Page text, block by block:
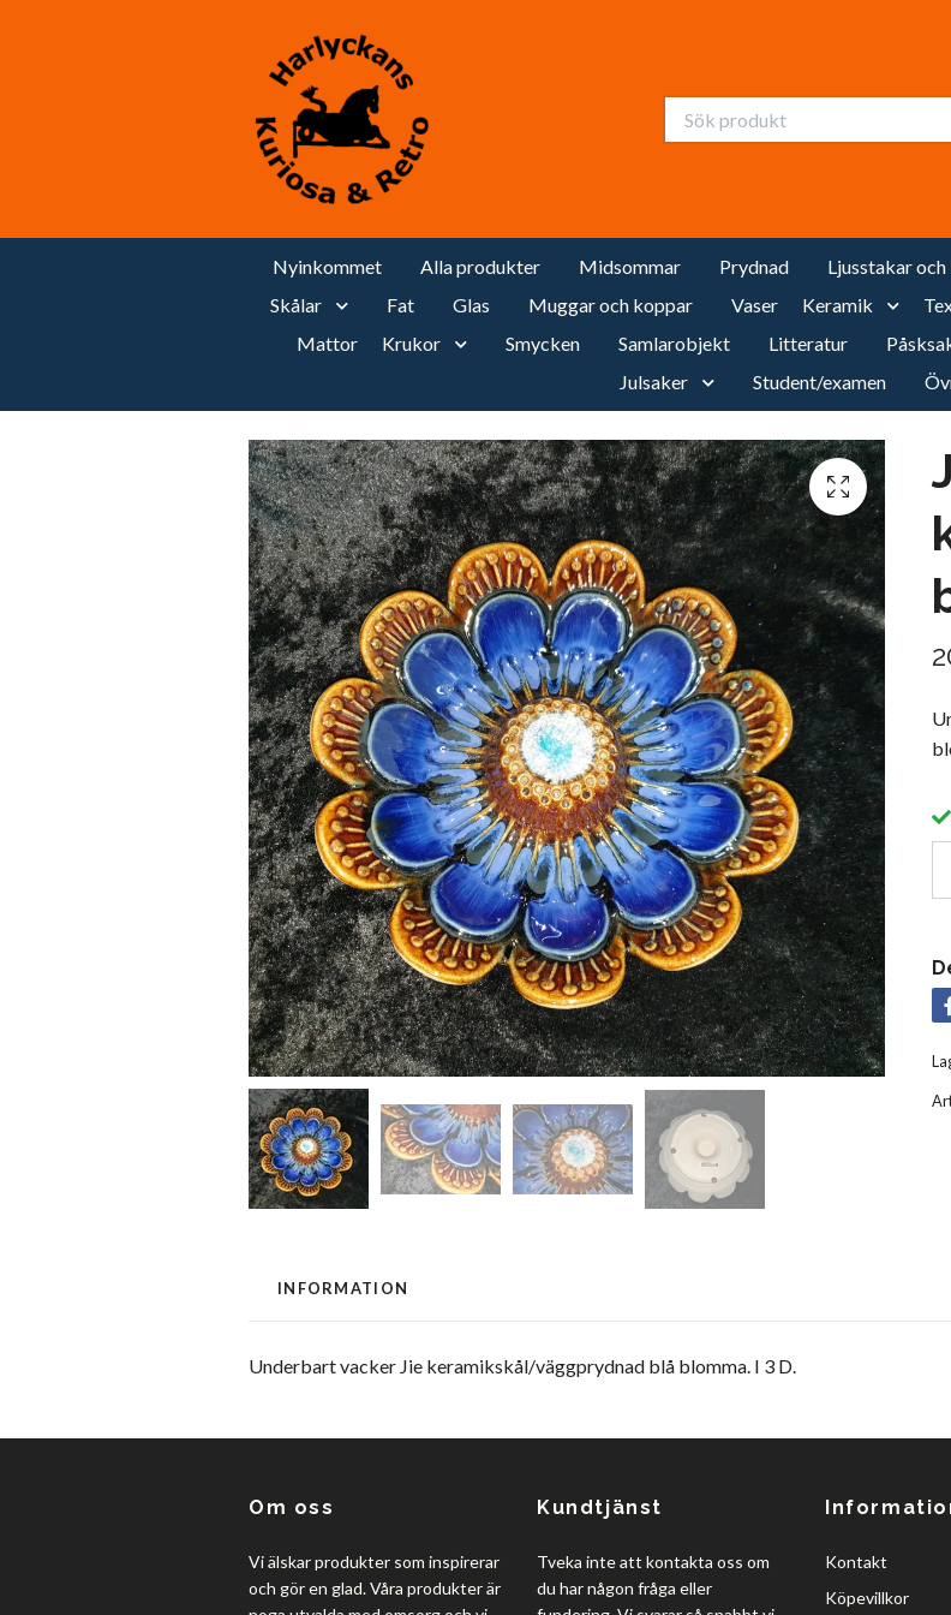
Nyinkommet Alla produkter Midsommar Prydnad Ljusstakar
Skålar
Fat Glas Muggar och koppar Vaser Keramik
Mattor
Krukor Smycken Samlarobjekt Litteratur
Julsaker
Student/examen
INFORMATION
Underbart vacker Jie keramikskål/väggprydnad blå blomma. I 3 D.
Om oss
Vi älskar produkter som inspirerar
och gör en glad. Våra produkter är
Kundtjänst
Tveka inte att kontakta oss om
du har någon fråga eller
Kontakt
Köpevillkor